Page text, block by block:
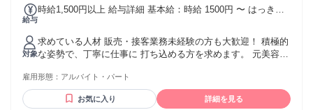
給与
時給1,500円以上 給与詳細 基本給：時給 1500円 〜 はっきり
ます！ 例えば、現在の大学4年生や 24歳のアルバイトさんは
勤務1年ほどですが既に時給は1700円！ 現在のアルバイトの
平均時給は1633円になります。 副業・Wワークもできます
が、 正直ここだけでも充分稼げると思います！
対象
求めている人材 販売・接客業務未経験の方も大歓迎！ 積極的
な姿勢で、丁寧に仕事に 打ち込める方を求めます。 元美容師
＞ ＊「職人気質」で、細かな作業に没頭できる方 ＊「自ら考
え、動く」ことにやりがいを感じる方 ＊粘り強く仕事に向き
合える方 ＊古着・ブーツが好きで、知識を深めたい方 ＊ネッ
雇用形態： アルバイト・パート
お気に入り 詳細を見る